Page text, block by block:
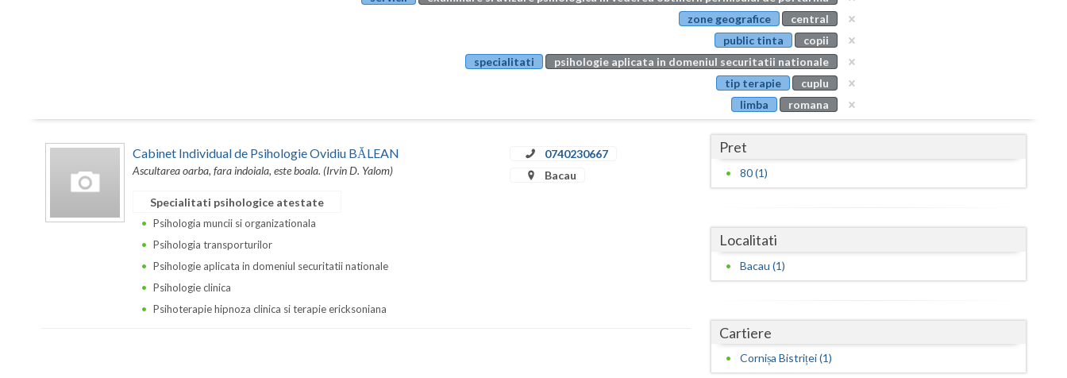
Buzau
Calarasi
Caras-Severin
Cluj
Constanta
Harghita
zone geografice
central
public tinta
copii
specialitati
psihologie aplicata in domeniul securitatii nationale
tip terapie
cuplu
limba
romana
Cabinet Individual de Psihologie Ovidiu BĂLEAN
Ascultarea oarba, fara indoiala, este boala. (Irvin D. Yalom)
0740230667
Bacau
Specialitati psihologice atestate
Psihologia muncii si organizationala
Psihologia transporturilor
Psihologie aplicata in domeniul securitatii nationale
Psihologie clinica
Psihoterapie hipnoza clinica si terapie ericksoniana
Pret
80 (1)
Localitati
Bacau (1)
Cartiere
Cornișa Bistriței (1)